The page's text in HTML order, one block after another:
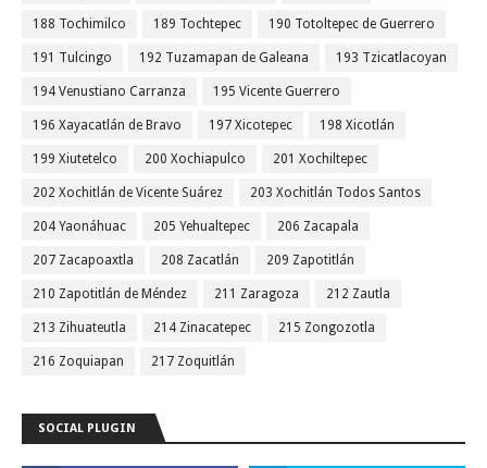
188 Tochimilco 189 Tochtepec 190 Totoltepec de Guerrero
191 Tulcingo 192 Tuzamapan de Galeana 193 Tzicatlacoyan
194 Venustiano Carranza 195 Vicente Guerrero
196 Xayacatlán de Bravo 197 Xicotepec 198 Xicotlán
199 Xiutetelco 200 Xochiapulco 201 Xochiltepec
202 Xochitlán de Vicente Suárez 203 Xochitlán Todos Santos
204 Yaonáhuac 205 Yehualtepec 206 Zacapala
207 Zacapoaxtla 208 Zacatlán 209 Zapotitlán
210 Zapotitlán de Méndez 211 Zaragoza 212 Zautla
213 Zihuateutla 214 Zinacatepec 215 Zongozotla
216 Zoquiapan 217 Zoquitlán
SOCIAL PLUGIN